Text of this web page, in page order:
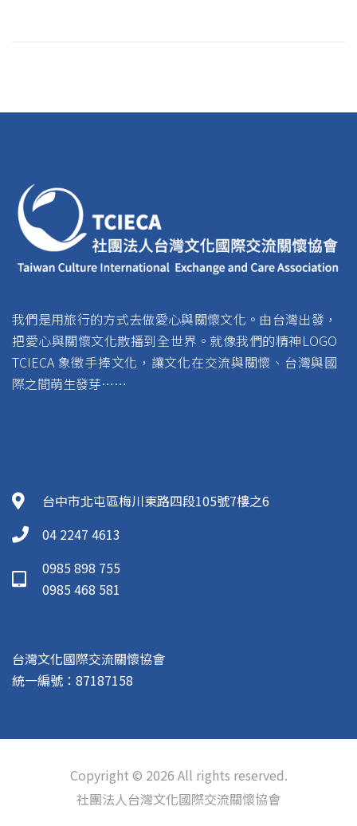
我們是用旅行的方式去做愛心與關懷文化。由台灣出發，
把愛心與關懷文化散播到全世界。就像我們的精神LOGO
TCIECA 象徵手捧文化，讓文化在交流與關懷、台灣與國
際之間萌生發芽……
台中市北屯區梅川東路四段105號7樓之6
04 2247 4613
0985 898 755
0985 468 581
台灣文化國際交流關懷協會
統一編號：87187158
Copyright © 2026 All rights reserved.
社團法人台灣文化國際交流關懷協會